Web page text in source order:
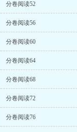
分卷阅读52
分卷阅读56
分卷阅读60
分卷阅读64
分卷阅读68
分卷阅读72
分卷阅读76